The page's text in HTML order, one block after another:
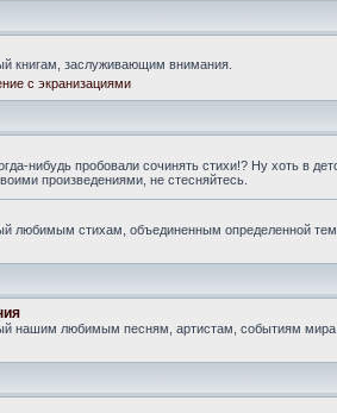
книгам, заслуживающим внимания.
с экранизациями
нибудь пробовали сочинять стихи!? Ну хоть в
произведениями, не стесняйтесь.
любимым стихам, объединенным определенной
нашим любимым песням, артистам, событиям